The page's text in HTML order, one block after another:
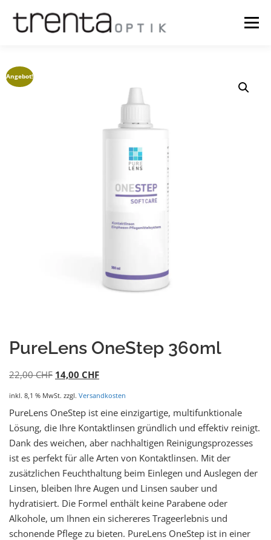
Menü
OPTIK
Angebot!
PureLens OneStep 360ml
22,00CHF 14,00 CHF
inkl. 8,1 % MwSt. zzgl. Versandkosten
PureLens OneStep ist eine einzigartige, multifunktionale
Lösung, die Ihre Kontaktlinsen gründlich und effektiv reinigt.
Dank des weichen, aber nachhaltigen Reinigungsprozesses
ist es perfekt für alle Arten von Kontaktlinsen. Mit der
zusätzlichen Feuchthaltung beim Einlegen und Auslegen der
Linsen, bleiben Ihre Augen und Linsen sauber und
hydratisiert. Die Formel enthält keine Parabene oder
Alkohole, um Ihnen ein sichereres Trageerlebnis und
schonende Pflege zu bieten. PureLens OneStep ist in einer